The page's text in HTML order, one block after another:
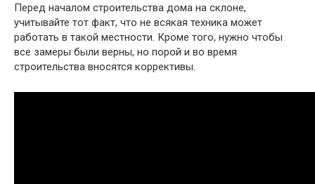
Перед началом строительства дома на склоне,
учитывайте тот факт, что не всякая техника может
работать в такой местности. Кроме того, нужно чтобы
все замеры были верны, но порой и во время
строительства вносятся коррективы.